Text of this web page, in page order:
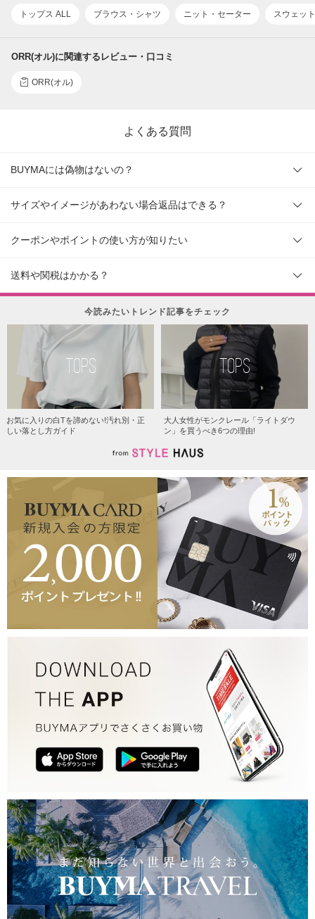
トップス ALL ブラウス・シャツ ニット・セーター スウェッ
ORR(オル)に関連するレビュー・口コミ
ORR(オル)
よくある質問
BUYMAには偽物はないの？
サイズやイメージがあわない場合返品はできる？
クーポンやポイントの使い方が知りたい
送料や関税はかかる？
今読みたいトレンド記事をチェック
TOPS
お気に入りの白Tを諦めない!汚れ別・正
しい落とし方ガイド
TOPS
大人女性がモンクレール「ライトダウ
ン」を買うべき6つの理由!